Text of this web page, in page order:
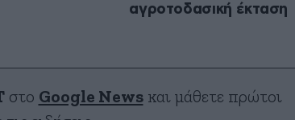
αγροτοδασική έκταση
στο Google Newsκαι μάθετε πρώτοι